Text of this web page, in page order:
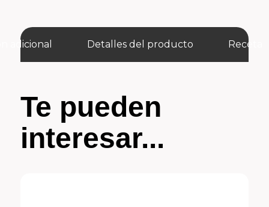
adicional Detalles del producto Receta
Te pueden
interesar...